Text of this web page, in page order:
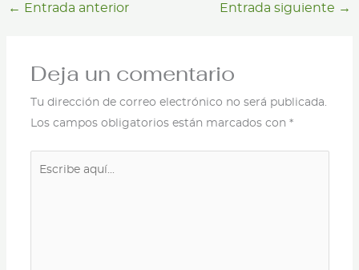
← Entrada anterior Entrada siguiente →
Deja un comentario
Tu dirección de correo electrónico no será publicada.
Los campos obligatorios están marcados con *